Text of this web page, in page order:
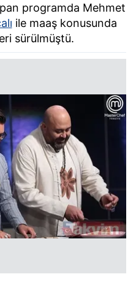
programda Mehmet
ile maaş konusunda
sürülmüştü.